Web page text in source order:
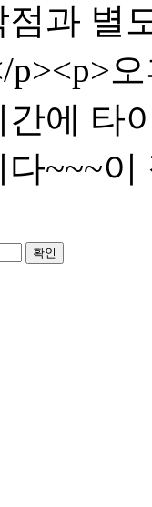
과 별
에 타
~~~
확인